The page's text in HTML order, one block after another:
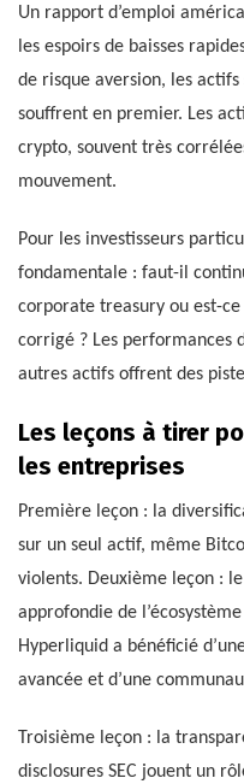
Un rapport d’emploi
les espoirs de baisses
de risque aversion, les
souffrent en premier. Les
crypto, souvent très
mouvement.
Pour les investisseurs
fondamentale : faut-il
corporate treasury ou est-
corrigé ? Les performances
autres actifs offrent des
Les leçons à tirer
les entreprises
Première leçon : la
sur un seul actif, même
violents. Deuxième leçon :
approfondie de
Hyperliquid a bénéficié
avancée et d’une
Troisième leçon : la
disclosures SEC jouent un